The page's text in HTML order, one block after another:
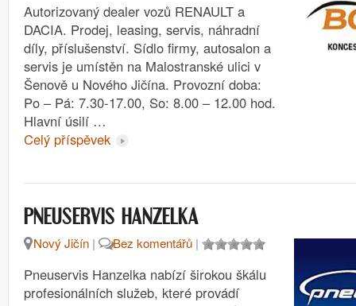
Autorizovaný dealer vozů RENAULT a
DACIA. Prodej, leasing, servis, náhradní
díly, příslušenství. Sídlo firmy, autosalon a
servis je umístěn na Malostranské ulici v
Šenově u Nového Jičína. Provozní doba:
Po – Pá: 7.30-17.00, So: 8.00 – 12.00 hod.
Hlavní úsilí …
Celý příspěvek
PNEUSERVIS HANZELKA
Nový Jičín | Bez komentářů |
Pneuservis Hanzelka nabízí širokou škálu
profesionálních služeb, které provádí